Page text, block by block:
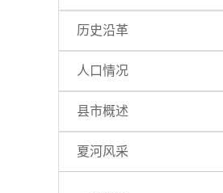
历史沿革
人口情况
县市概述
夏河风采